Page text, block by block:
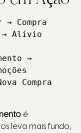
Compra
→ Alívio
→
Compra
é
leva mais fundo,